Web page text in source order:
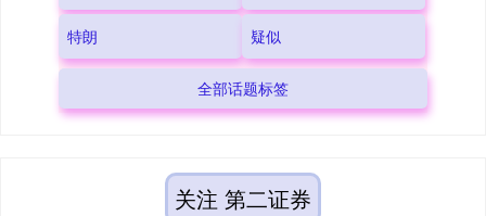
特朗 疑似
全部话题标签
关注 第二证券